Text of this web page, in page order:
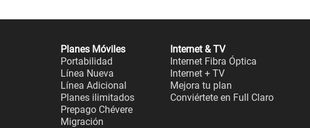
Planes Móviles
Portabilidad
Línea Nueva
Línea Adicional
Planes ilimitados
Prepago Chévere
Migración
Internet & TV
Internet Fibra Óptica
Internet + TV
Mejora tu plan
Conviértete en Full Claro